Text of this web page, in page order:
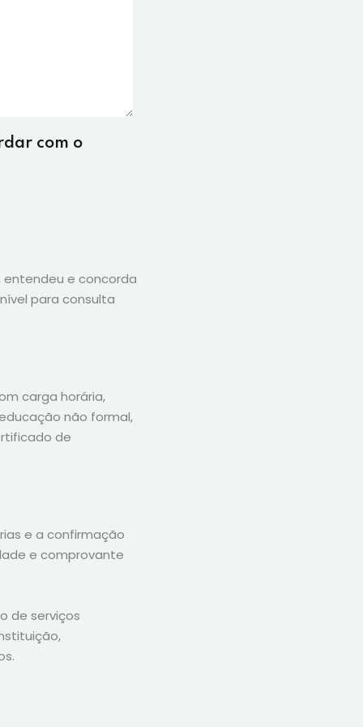
com o
entendeu e concorda
para consulta
carga horária,
não formal,
de
e a confirmação
e comprovante
de serviços